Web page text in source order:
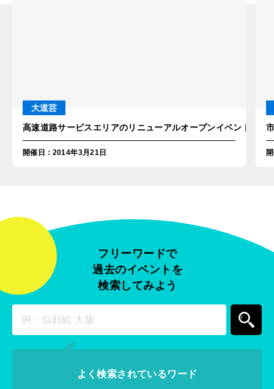
大道芸
高速道路サービスエリアのリニューアルオープンイベントに
開催日 ：2014年3月21日
フリーワードで
過去のイベントを
検索してみよう
よく検索されているワード